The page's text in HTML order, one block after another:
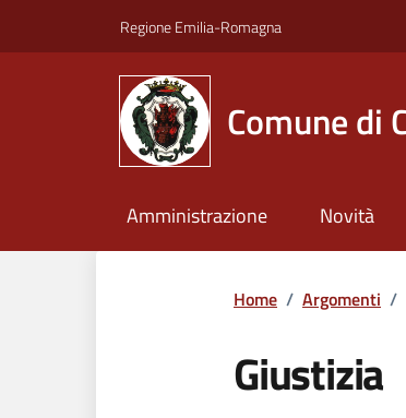
Regione Emilia-Romagna
Comune di
Amministrazione Novità
Home / Argomenti /
Giustizia